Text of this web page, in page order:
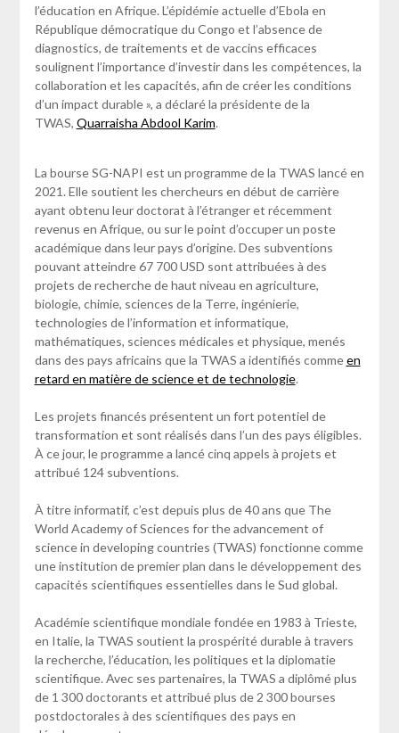
l’éducation en Afrique. L’épidémie actuelle d’Ebola en
République démocratique du Congo et l’absence de
diagnostics, de traitements et de vaccins efficaces
soulignent l’importance d’investir dans les compétences, la
collaboration et les capacités, afin de créer les conditions
d’un impact durable », a déclaré la présidente de la
TWAS, Quarraisha Abdool Karim.
La bourse SG-NAPI est un programme de la TWAS lancé en
2021. Elle soutient les chercheurs en début de carrière
ayant obtenu leur doctorat à l’étranger et récemment
revenus en Afrique, ou sur le point d’occuper un poste
académique dans leur pays d’origine. Des subventions
pouvant atteindre 67 700 USD sont attribuées à des
projets de recherche de haut niveau en agriculture,
biologie, chimie, sciences de la Terre, ingénierie,
technologies de l’information et informatique,
mathématiques, sciences médicales et physique, menés
dans des pays africains que la TWAS a identifiés commeen
retard en matière de science et de technologie.
Les projets financés présentent un fort potentiel de
transformation et sont réalisés dans l’un des pays éligibles.
À ce jour, le programme a lancé cinq appels à projets et
attribué 124 subventions.
À titre informatif, c’est depuis plus de 40 ans que The
World Academy of Sciences for the advancement of
science in developing countries (TWAS) fonctionne comme
une institution de premier plan dans le développement des
capacités scientifiques essentielles dans le Sud global.
Académie scientifique mondiale fondée en 1983 à Trieste,
en Italie, la TWAS soutient la prospérité durable à travers
la recherche, l’éducation, les politiques et la diplomatie
scientifique. Avec ses partenaires, la TWAS a diplômé plus
de 1 300 doctorants et attribué plus de 2 300 bourses
postdoctorales à des scientifiques des pays en